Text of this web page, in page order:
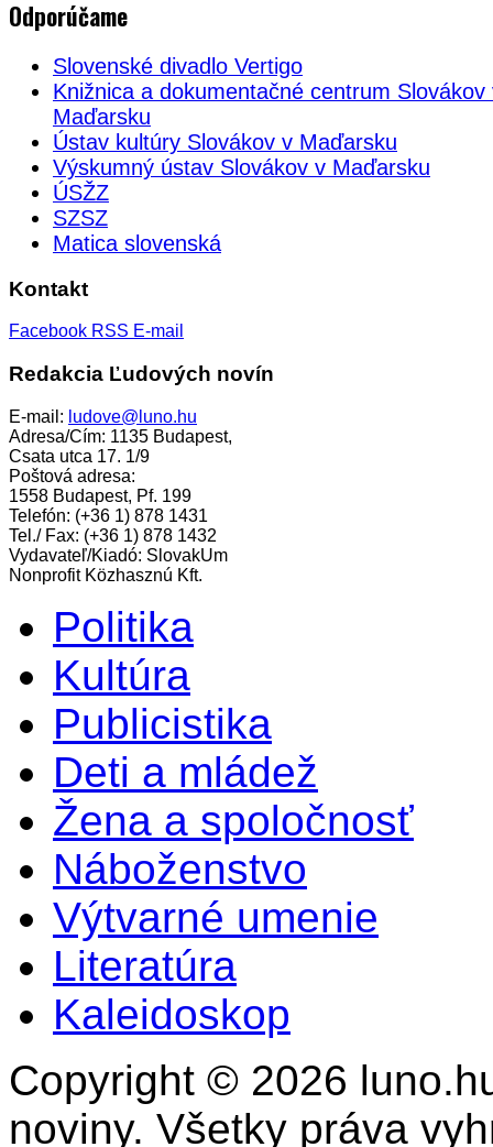
Odporúčame
Slovenské divadlo Vertigo
Knižnica a dokumentačné centrum Slovákov
Maďarsku
Ústav kultúry Slovákov v Maďarsku
Výskumný ústav Slovákov v Maďarsku
ÚSŽZ
SZSZ
Matica slovenská
Kontakt
Facebook RSS E-mail
Redakcia Ľudových novín
E-mail: ludove@luno.hu
Adresa/Cím: 1135 Budapest,
Csata utca 17. 1/9
Poštová adresa:
1558 Budapest, Pf. 199
Telefón: (+36 1) 878 1431
Tel./ Fax: (+36 1) 878 1432
Vydavateľ/Kiadó: SlovakUm
Nonprofit Közhasznú Kft.
Politika
Kultúra
Publicistika
Deti a mládež
Žena a spoločnosť
Náboženstvo
Výtvarné umenie
Literatúra
Kaleidoskop
Copyright © 2026
noviny. Všetky práva